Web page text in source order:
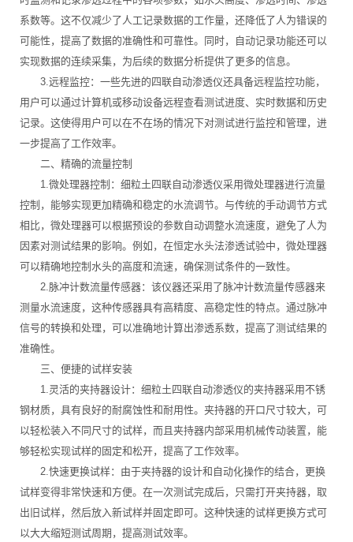
系数等。这不仅减少了人工记录数据的工作量，还降低了人为错误的
可能性，提高了数据的准确性和可靠性。同时，自动记录功能还可以
实现数据的连续采集，为后续的数据分析提供了更多的信息。
3.远程监控：一些先进的四联自动渗透仪还具备远程监控功能，
用户可以通过计算机或移动设备远程查看测试进度、实时数据和历史
记录。这使得用户可以在不在场的情况下对测试进行监控和管理，进
一步提高了工作效率。
二、精确的流量控制
1.微处理器控制：细粒土四联自动渗透仪采用微处理器进行流量
控制，能够实现更加精确和稳定的水流调节。与传统的手动调节方式
相比，微处理器可以根据预设的参数自动调整水流速度，避免了人为
因素对测试结果的影响。例如，在恒定水头法渗透试验中，微处理器
可以精确地控制水头的高度和流速，确保测试条件的一致性。
2.脉冲计数流量传感器：该仪器还采用了脉冲计数流量传感器来
测量水流速度，这种传感器具有高精度、高稳定性的特点。通过脉冲
信号的转换和处理，可以准确地计算出渗透系数，提高了测试结果的
准确性。
三、便捷的试样安装
1.灵活的夹持器设计：细粒土四联自动渗透仪的夹持器采用不锈
钢材质，具有良好的耐腐蚀性和耐用性。夹持器的开口尺寸较大，可
以轻松装入不同尺寸的试样，而且夹持器内部采用机械传动装置，能
够轻松实现试样的固定和松开，提高了工作效率。
2.快速更换试样：由于夹持器的设计和自动化操作的结合，更换
试样变得非常快速和方便。在一次测试完成后，只需打开夹持器，取
出旧试样，然后放入新试样并固定即可。这种快速的试样更换方式可
以大大缩短测试周期，提高测试效率。